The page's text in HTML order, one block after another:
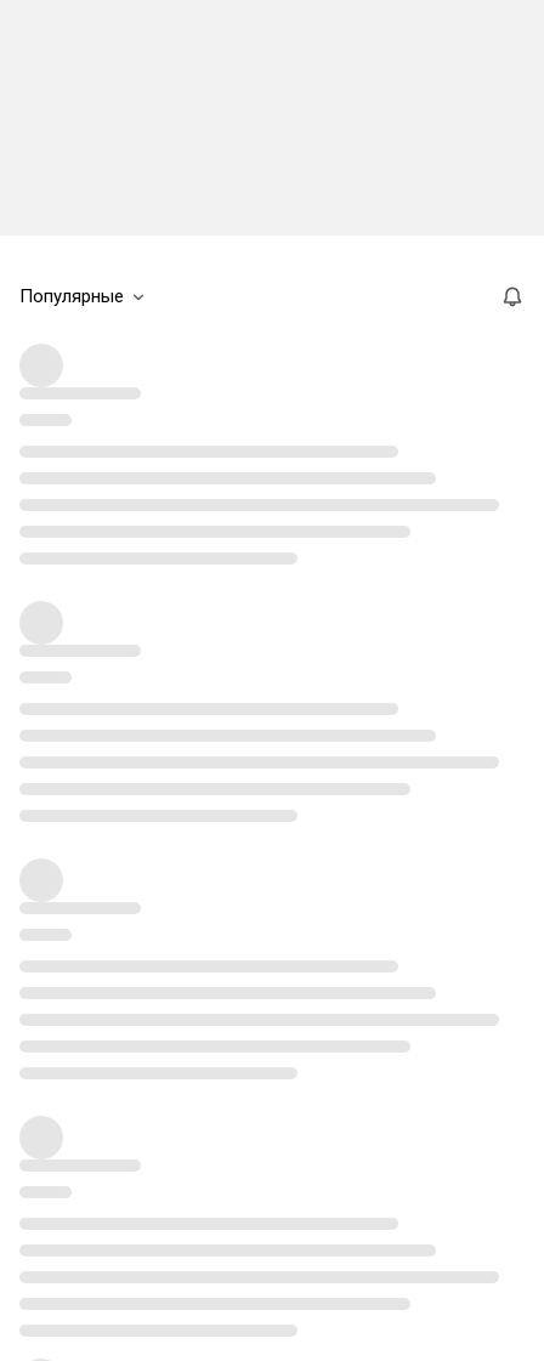
Популярные